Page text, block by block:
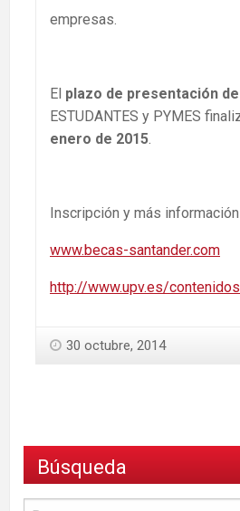
empresas.
El plazo de presentación
ESTUDANTES y PYMES
enero de 2015
Inscripción y más información
www.becas-santander.com
http://www.upv.es/
30 octubre, 2014
Búsqueda